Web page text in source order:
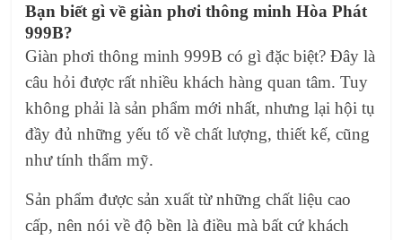
Bạn biết gì về giàn phơi thông minh Hòa Phát
999B?
Giàn phơi thông minh 999B có gì đặc biệt? Đây là
câu hỏi được rất nhiều khách hàng quan tâm. Tuy
không phải là sản phẩm mới nhất, nhưng lại hội tụ
đầy đủ những yếu tố về chất lượng, thiết kế, cũng
như tính thẩm mỹ.
Sản phẩm được sản xuất từ những chất liệu cao
cấp, nên nói về độ bền là điều mà bất cứ khách